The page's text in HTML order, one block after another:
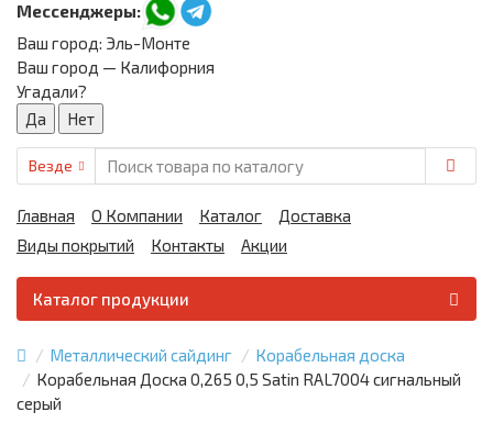
Мессенджеры:
Ваш город: Эль-Монте
Ваш город — Калифорния
Угадали?
Везде
Главная О Компании Каталог
Доставка
Виды покрытий
Контакты Акции
Каталог продукции
Металлический сайдинг
Корабельная доска
Корабельная Доска 0,265 0,5 Satin RAL7004 сигнальный
серый